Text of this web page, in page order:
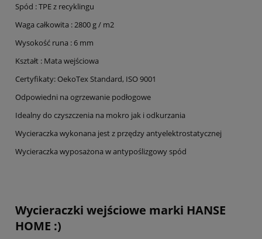
Spód : TPE z recyklingu
Waga całkowita : 2800 g / m2
Wysokość runa : 6 mm
Kształt : Mata wejściowa
Certyfikaty: OekoTex Standard, ISO 9001
Odpowiedni na ogrzewanie podłogowe
Idealny do czyszczenia na mokro jak i odkurzania
Wycieraczka wykonana jest z przędzy antyelektrostatycznej
Wycieraczka wyposażona w antypoślizgowy spód
Wycieraczki wejściowe marki HANSE
HOME :)